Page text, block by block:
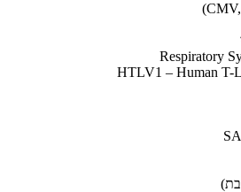
Respiratory
HTLV1 – Human T-